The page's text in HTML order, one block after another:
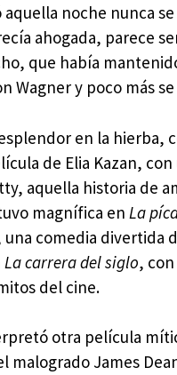
aquella noche nunca
ahogada, parece
que había
Wagner y poco más
en la hierba,
de Elia Kazan,
aquella historia de
magnífica enLa
una comedia divertida
La carrera del siglo,
del cine.
otra película
malogrado James